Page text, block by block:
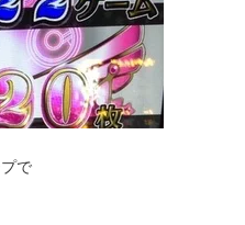
で